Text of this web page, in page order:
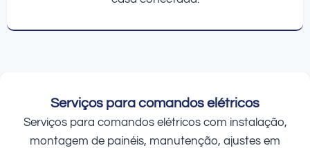
Serviços para comandos elétricos
Serviços para comandos elétricos com instalação,
montagem de painéis, manutenção, ajustes em